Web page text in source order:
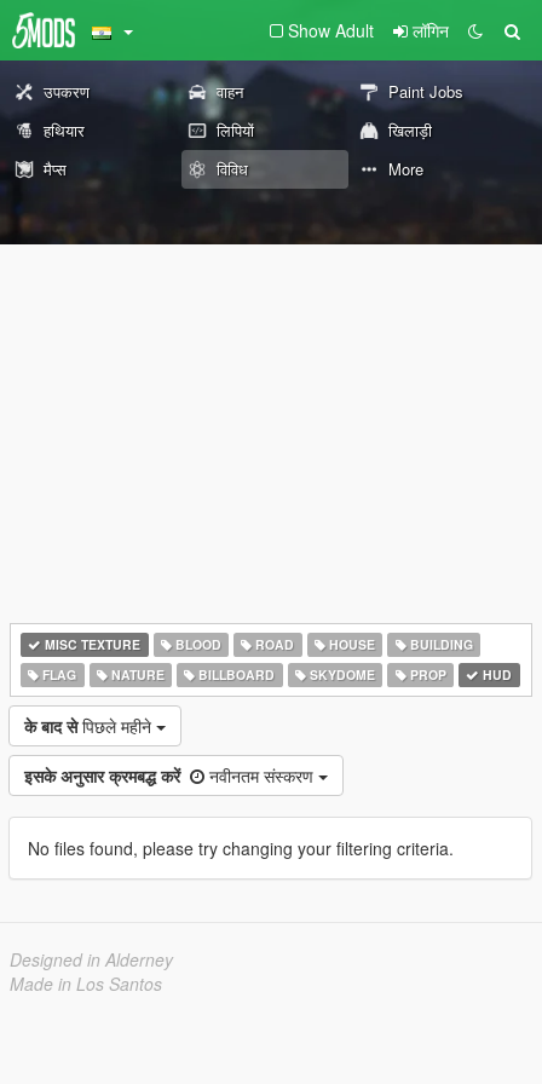
Show Adult लॉगिन
उपकरण वाहन
Paint Jobs
हथियार
लिपियों
खिलाड़ी
मैप्स
विविध More
MISC TEXTURE BLOOD ROAD HOUSE
BUILDING
FLAG
NATURE BILLBOARD SKYDOME PROP HUD
के बाद से पिछले महीने
इसके अनुसार क्रमबद्ध करें नवीनतम संस्करण
No files found, please try changing your filtering criteria.
Designed in Alderney
Made in Los Santos